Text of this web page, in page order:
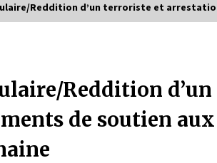
Quand on va vite
Reddition d’un terroriste et
Reddition
de soutien